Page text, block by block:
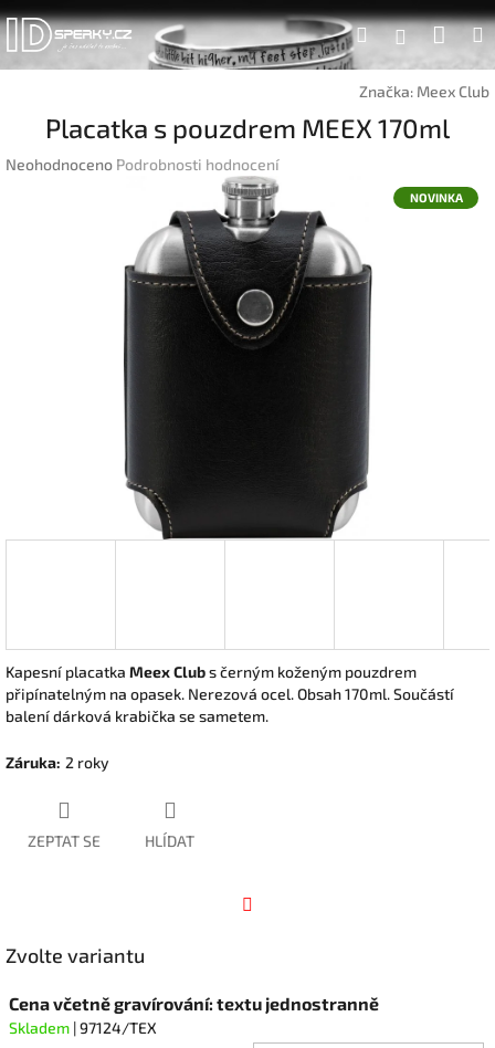
Přejít
na
obsah
Hledat
Značka: Meex Club
Placatka s pouzdrem MEEX 170ml
Průměrné
Neohodnoceno Podrobnosti hodnocení
NOVINKA
Kapesní placatka Meex Clubs černým koženým pouzdrem
připínatelným na opasek. Nerezová ocel. Obsah 170ml. Součástí
balení dárková krabička se sametem.
Záruka: 2 roky
ZEPTAT SE HLÍDAT
Zvolte variantu
Cena včetně gravírování: textu jednostranně
Skladem | 97124/TEX